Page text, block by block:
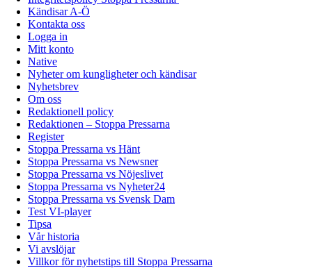
Kändisar A-Ö
Kontakta oss
Logga in
Mitt konto
Native
Nyheter om kungligheter och kändisar
Nyhetsbrev
Om oss
Redaktionell policy
Redaktionen – Stoppa Pressarna
Register
Stoppa Pressarna vs Hänt
Stoppa Pressarna vs Newsner
Stoppa Pressarna vs Nöjeslivet
Stoppa Pressarna vs Nyheter24
Stoppa Pressarna vs Svensk Dam
Test VI-player
Tipsa
Vår historia
Vi avslöjar
Villkor för nyhetstips till Stoppa Pressarna